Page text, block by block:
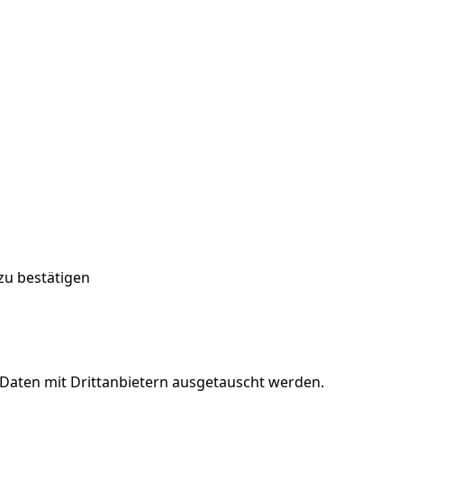
bestätigen
mit Drittanbietern ausgetauscht werden.